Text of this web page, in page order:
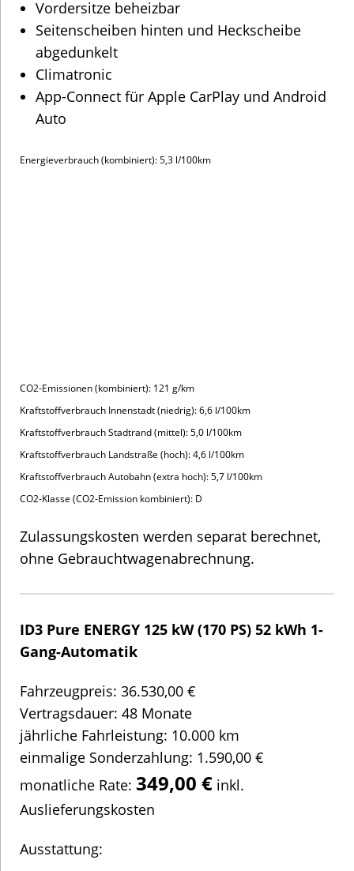
CO2-Emissionen (kombiniert): 121 g/km
Kraftstoffverbrauch Innenstadt (niedrig): 6,6 l/100km
Kraftstoffverbrauch Stadtrand (mittel): 5,0 l/100km
Kraftstoffverbrauch Landstraße (hoch): 4,6 l/100km
CO2-Klasse (CO2-Emission kombiniert): D
jährliche Fahrleistung: 10.000 km
einmalige Sonderzahlung: 1.590,00 €
monatliche Rate:349,00 €inkl.
Auslieferungskosten
Lackierung: Costa Azul Metallic Schwarz
Schwarz, Oberfläche glanzgedreht
App-Connect Wireless für Apple CarPlay und
Sprachassistent IDA
LED-Rückleuchten
LED-Scheinwerfer
“Tarvel Assist”
“Lane Assist”
“Emergency Assist”
Vordersitze beheizbar
Seitenscheiben hinten und Heckscheibe
abgedunkelt
Climatronic